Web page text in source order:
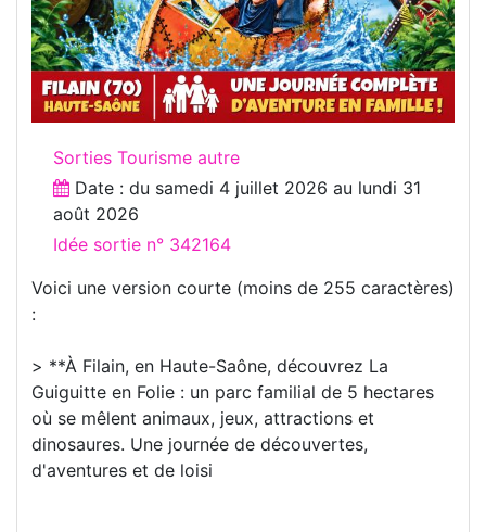
Sorties Tourisme autre
Date : du samedi 4 juillet 2026 au lundi 31
août 2026
Idée sortie n° 342164
Voici une version courte (moins de 255 caractères)
:
> **À Filain, en Haute-Saône, découvrez La
Guiguitte en Folie : un parc familial de 5 hectares
où se mêlent animaux, jeux, attractions et
dinosaures. Une journée de découvertes,
d'aventures et de loisi